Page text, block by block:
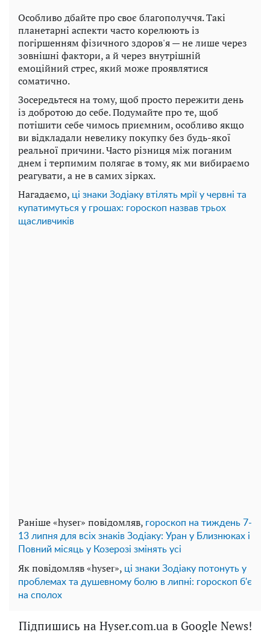
Особливо дбайте про своє благополуччя. Такі
планетарні аспекти часто корелюють із
погіршенням фізичного здоров'я — не лише через
зовнішні фактори, а й через внутрішній
емоційний стрес, який може проявлятися
соматично.
Зосередьтеся на тому, щоб просто пережити день
із добротою до себе. Подумайте про те, щоб
потішити себе чимось приємним, особливо якщо
ви відкладали невелику покупку без будь-якої
реальної причини. Часто різниця між поганим
днем ​​і терпимим полягає в тому, як ми вибираємо
реагувати, а не в самих зірках.
Нагадаємо, ці знаки Зодіаку втілять мрії у червні та
купатимуться у грошах: гороскоп назвав трьох
щасливчиків
Раніше «hyser» повідомляв, гороскоп на тиждень 7-
13 липня для всіх знаків Зодіаку: Уран у Близнюках і
Повний місяць у Козерозі змінять усі
Як повідомляв «hyser», ці знаки Зодіаку потонуть у
проблемах та душевному болю в липні: гороскоп б'є
на сполох
Підпишись на Hyser.com.ua в Google News!